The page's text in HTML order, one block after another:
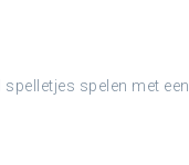
spelen met